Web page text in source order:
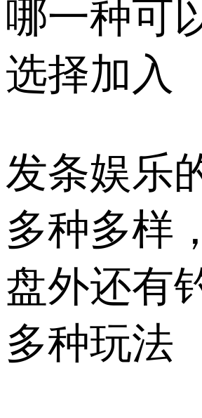
哪一种可
选择加入
发条娱乐
多种多样
盘外还有
多种玩法